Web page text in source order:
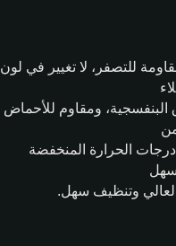
للتصفر، لا تغيير في لون
ومقاوم للأحماض
الحرارة المنخفضة
سهل
العالي وتنظيف سهل.